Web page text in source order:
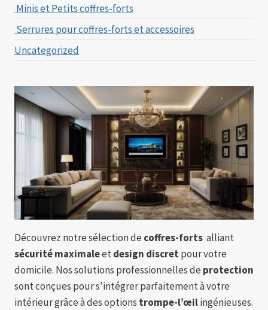
Minis et Petits coffres-forts
Serrures pour coffres-forts et accessoires
Uncategorized
Découvrez notre sélection de coffres-forts alliant
sécurité maximaleetdesign discretpour votre
domicile. Nos solutions professionnelles de protection
sont conçues pour s’intégrer parfaitement à votre
intérieur grâce à des options trompe-l’œilingénieuses.